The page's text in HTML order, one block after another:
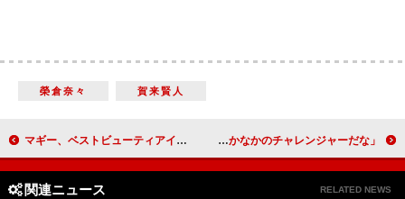
榮倉奈々 賀来賢人
マギー、ベストビューティアイ賞グランプリを受賞 永野、ワースト受賞に「不愉快です」 林遣都、初舞台で不安吐露も「失敗恐れず伸び伸びと」 小学３年生も演じる松重豊「なかなかのチャレンジャーだな」
関連ニュース RELATED NEWS